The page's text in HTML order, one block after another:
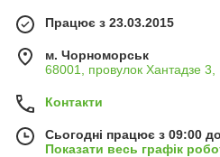
Працює з 23.03.2015
м. Чорноморськ
68001, провулок Хантадзе 3,
Контакти
Сьогодні працює з 09:00
Показати весь графік